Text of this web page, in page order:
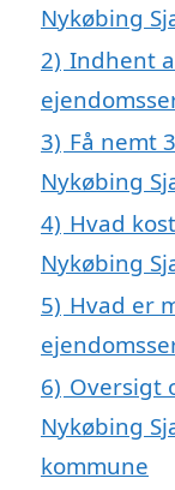
Nykøbing
2) Indhent
3) Få nemt
Nykøbing
4) Hvad
Nykøbing
5) Hvad er
6) Oversigt
Nykøbing
kommune